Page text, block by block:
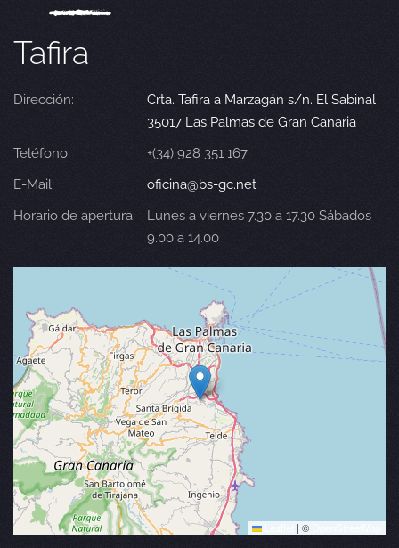
Tafira
Dirección:
Crta. Tafira a Marzagán s/n. El Sabinal
35017 Las Palmas de Gran Canaria
Teléfono:
+(34) 928 351 167
E-Mail:
oficina@bs-gc.net
Horario de apertura:
Lunes a viernes 7.30 a 17.30 Sábados
9.00 a 14.00
| ©